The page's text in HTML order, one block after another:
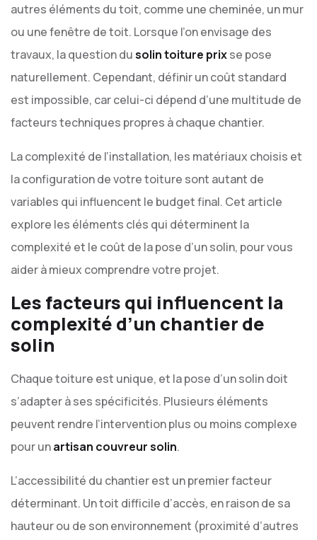
autres éléments du toit, comme une cheminée, un mur
ou une fenêtre de toit. Lorsque l’on envisage des
travaux, la question dusolin toiture prixse pose
naturellement. Cependant, définir un coût standard
est impossible, car celui-ci dépend d’une multitude de
facteurs techniques propres à chaque chantier.
La complexité de l’installation, les matériaux choisis et
la configuration de votre toiture sont autant de
variables qui influencent le budget final. Cet article
explore les éléments clés qui déterminent la
complexité et le coût de la pose d’un solin, pour vous
aider à mieux comprendre votre projet.
Les facteurs qui influencent la
complexité d’un chantier de
solin
Chaque toiture est unique, et la pose d’un solin doit
s’adapter à ses spécificités. Plusieurs éléments
peuvent rendre l’intervention plus ou moins complexe
pour unartisan couvreur solin.
L’accessibilité du chantier est un premier facteur
déterminant. Un toit difficile d’accès, en raison de sa
hauteur ou de son environnement (proximité d’autres